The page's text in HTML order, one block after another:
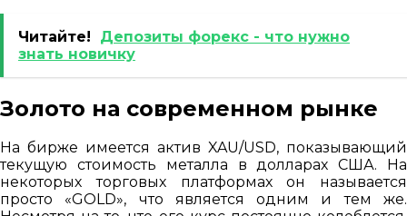
Читайте!
Депозиты форекс - что нужно
знать новичку
Золото на современном рынке
На бирже имеется актив XAU/USD, показывающий
текущую стоимость металла в долларах США. На
некоторых торговых платформах он называется
просто «GOLD», что является одним и тем же.